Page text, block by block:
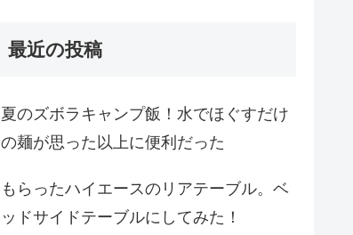
最近の投稿
夏のズボラキャンプ飯！水でほぐすだけ
の麺が思った以上に便利だった
もらったハイエースのリアテーブル。ベ
ッドサイドテーブルにしてみた！